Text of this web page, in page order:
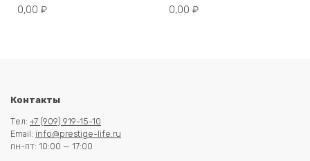
0,00 ₽
0,00 ₽
Контакты
Тел: +7 (909) 919-15-10
Email: info@prestige-life.ru
пн-пт: 10:00 — 17:00